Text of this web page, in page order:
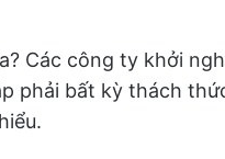
Các công ty khởi
phải bất kỳ thách